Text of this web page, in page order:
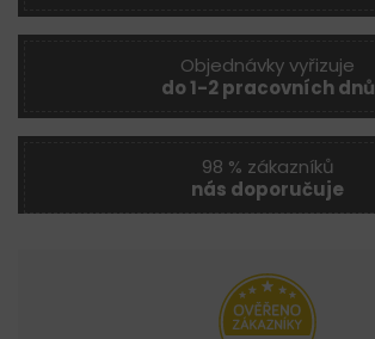
Objednávky vyřizuje
do 1-2 pracovních dnů
98 % zákazníků
nás doporučuje